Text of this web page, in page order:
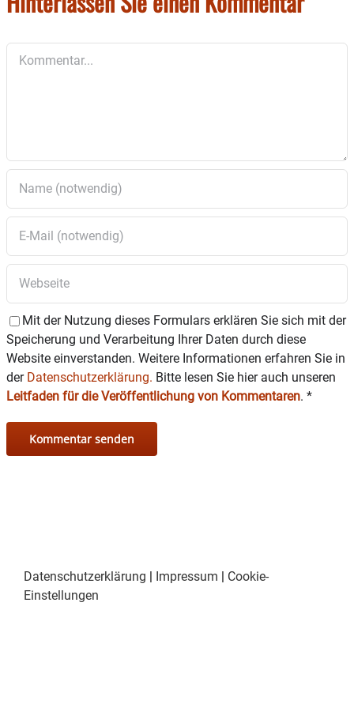
mh
Mit der Nutzung dieses Formulars erklären Sie sich mit der
Speicherung und Verarbeitung Ihrer Daten durch diese
Website einverstanden. Weitere Informationen erfahren Sie in
der Datenschutzerklärung. Bitte lesen Sie hier auch unseren
Leitfaden für die Veröffentlichung von Kommentaren. *
Datenschutzerklärung | Impressum | Cookie-
Einstellungen